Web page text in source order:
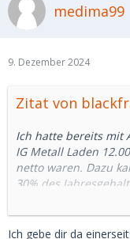
medima99
9. Dezember 2024
Zitat von
Ich hatte bereits mit
IG Metall Laden
netto waren. Dazu
30% des
Das war zwar ein
Mitarbeitern aber
Siemens oder Bosch
Ich gebe dir da